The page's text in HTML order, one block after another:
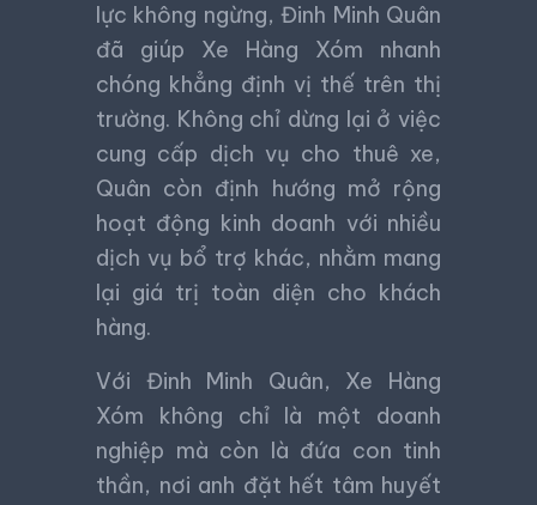
lực không ngừng, Đinh Minh Quân
đã giúp Xe Hàng Xóm nhanh
chóng khẳng định vị thế trên thị
trường. Không chỉ dừng lại ở việc
cung cấp dịch vụ cho thuê xe,
Quân còn định hướng mở rộng
hoạt động kinh doanh với nhiều
dịch vụ bổ trợ khác, nhằm mang
lại giá trị toàn diện cho khách
hàng.
Với Đinh Minh Quân, Xe Hàng
Xóm không chỉ là một doanh
nghiệp mà còn là đứa con tinh
thần, nơi anh đặt hết tâm huyết